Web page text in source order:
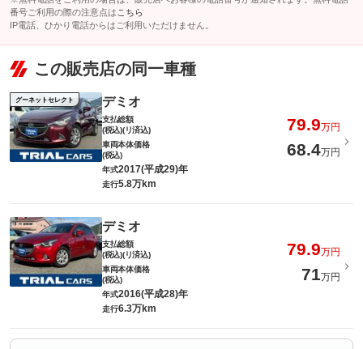
番号ご利用の際の注意点は こちら
IP電話、ひかり電話からはご利用いただけません。
この販売店の同一車種
グーネットセレクト デミオ
支払総額
(税込)(リ済込)
79.9万円
車両本体価格
(税込)
68.4万円
年式2017(平成29)年
走行5.8万km
デミオ
支払総額
(税込)(リ済込)
79.9万円
車両本体価格
(税込)
71万円
年式2016(平成28)年
走行6.3万km